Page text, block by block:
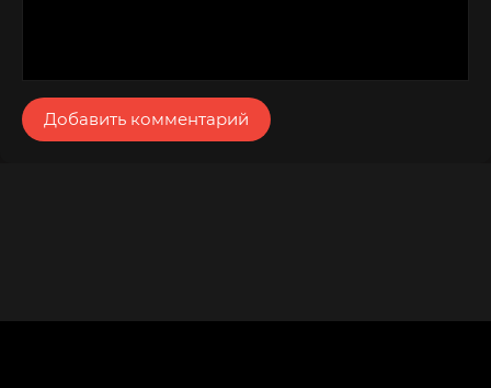
Добавить комментарий